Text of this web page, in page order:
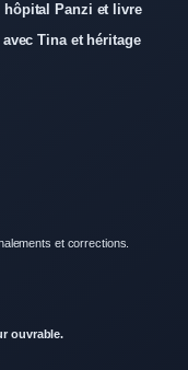
hôpital Panzi et livre
Tina et héritage
et corrections.
ouvrable.